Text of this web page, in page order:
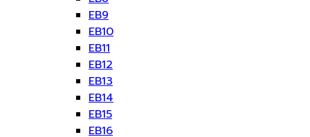
EB9
EB10
EB11
EB12
EB13
EB14
EB15
EB16